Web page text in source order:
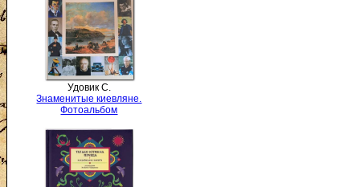
Удовик С.
Знаменитые киевляне.
Фотоальбом